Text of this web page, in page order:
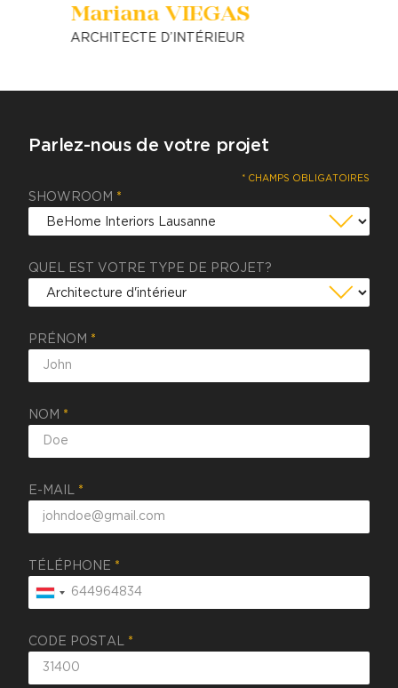
Mariana VIEGAS
ARCHITECTE D’INTÉRIEUR
Parlez-nous de votre projet
* CHAMPS OBLIGATOIRES
SHOWROOM *
QUEL EST VOTRE TYPE DE PROJET?
PRÉNOM *
NOM *
E-MAIL *
TÉLÉPHONE *
CODE POSTAL *